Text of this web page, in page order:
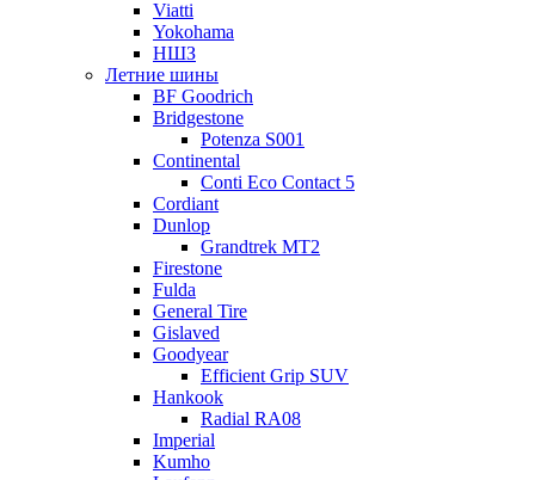
Viatti
Yokohama
НШЗ
Летние шины
BF Goodrich
Bridgestone
Potenza S001
Continental
Conti Eco Contact 5
Cordiant
Dunlop
Grandtrek MT2
Firestone
Fulda
General Tire
Gislaved
Goodyear
Efficient Grip SUV
Hankook
Radial RA08
Imperial
Kumho